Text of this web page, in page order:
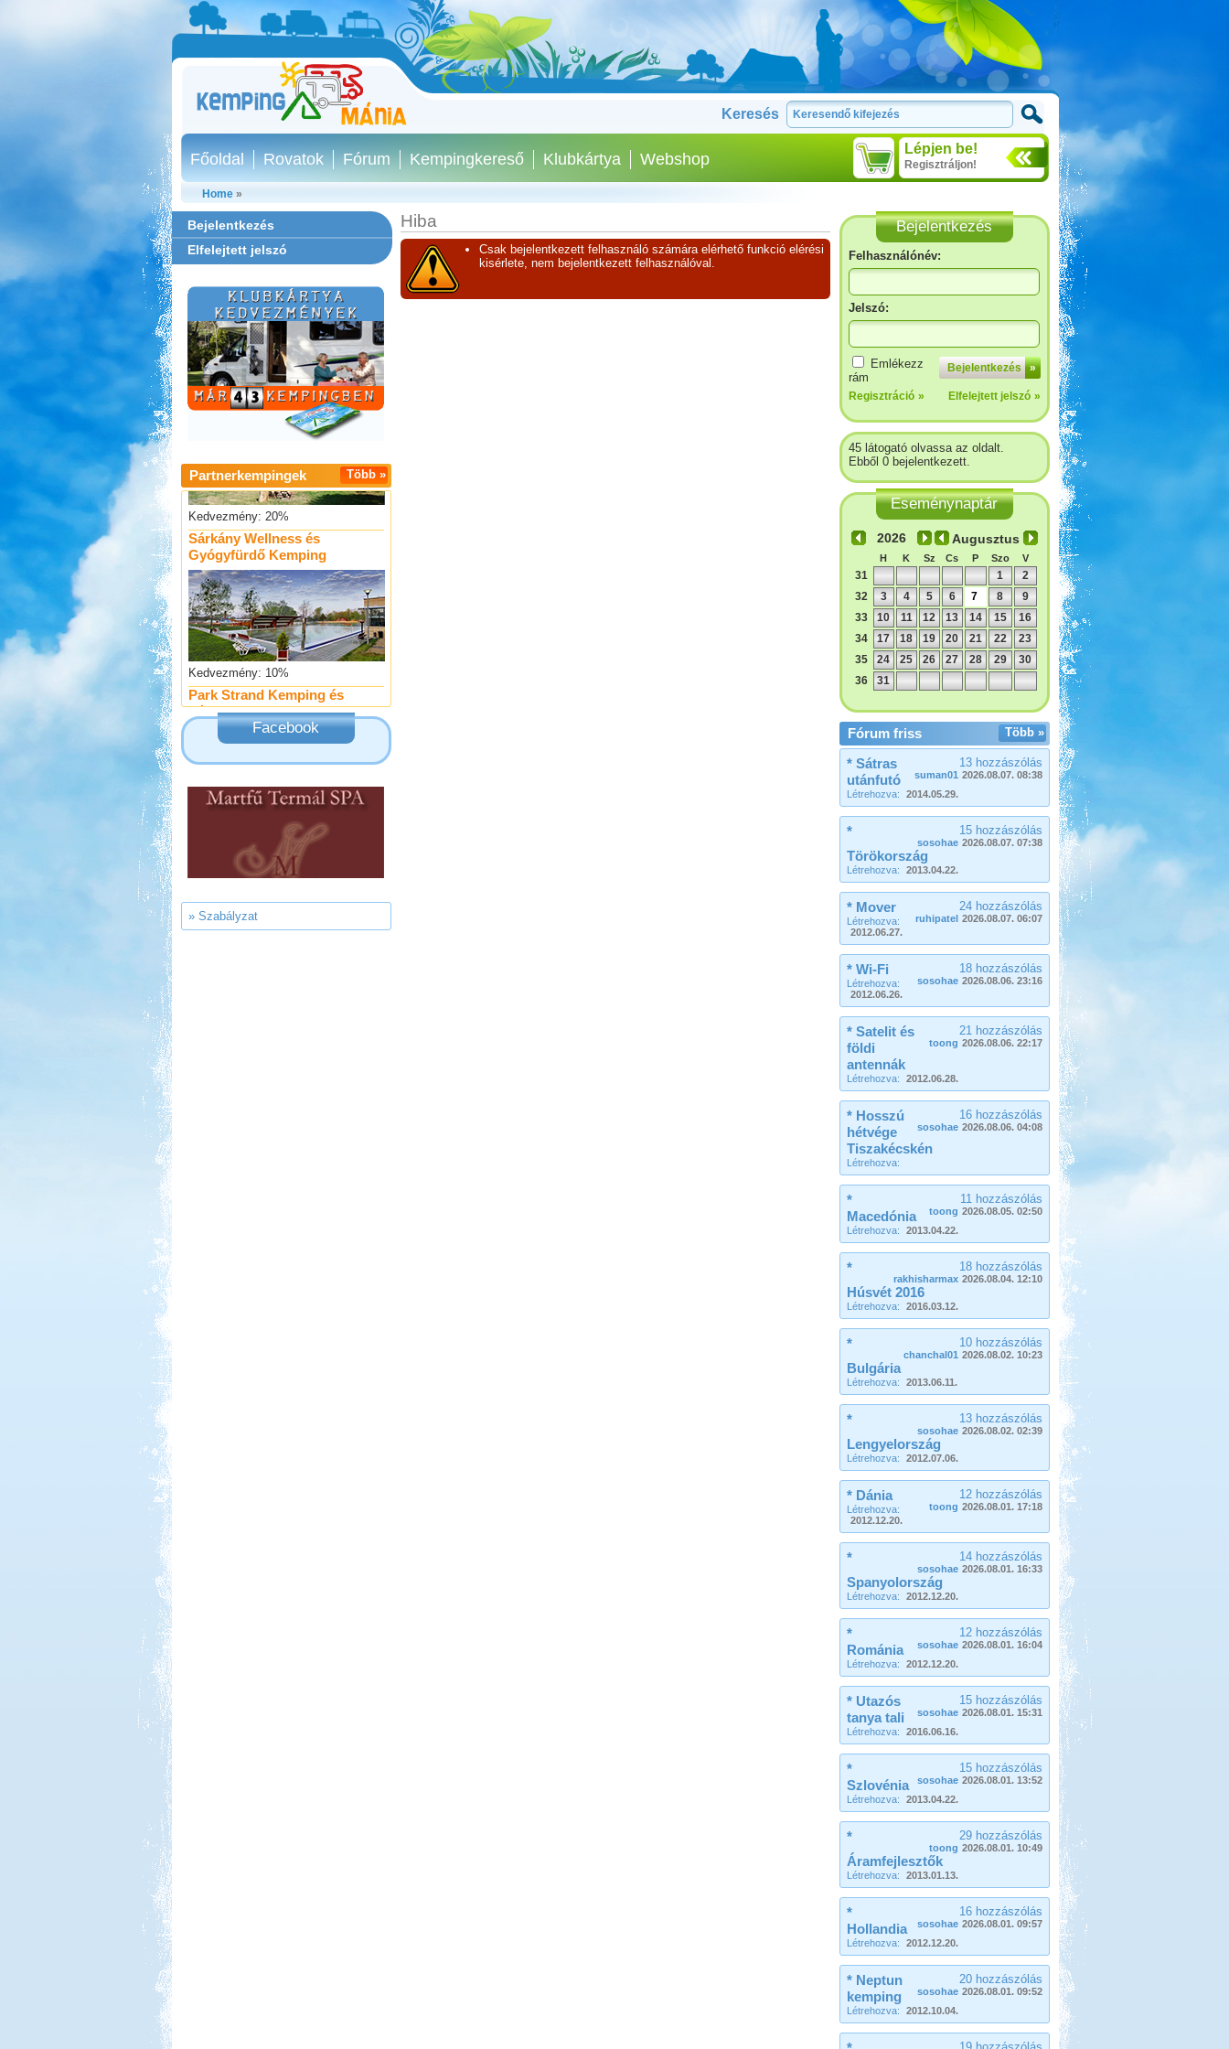
Keresés
Lépjen be!
Regisztráljon!
Főoldal Rovatok Fórum Kempingkereső Klubkártya Webshop
Home»
Bejelentkezés
Elfelejtett jelszó
Több »
Partnerkempingek
Szentkút Kemping
Kedvezmény: 20%
Sárkány Wellness és
Gyógyfürdő Kemping
Kedvezmény: 10%
Park Strand Kemping és
Túrafalu
Kedvezmény: 20%
Ipolykapu Kemping
Facebook
» Szabályzat
Hiba
Csak bejelentkezett felhasználó számára elérhető funkció elérési
kisérlete, nem bejelentkezett felhasználóval.
Bejelentkezés
Felhasználónév:
Jelszó:
Bejelentkezés »
Emlékezz
rám
Regisztráció » Elfelejtett jelszó »
45 látogató olvassa az oldalt.
Ebből 0 bejelentkezett.
Eseménynaptár
Augusztus
H K Sz Cs P Szo V
31 1
2
32
3 4 5 6 7 8
9
33
10 11 12 13 14 15
16
34
17 18 19 20 21 22
23
35
24 25 26 27 28 29
30
36
31
Több »
Fórum friss
13 hozzászólás
suman01 2026.08.07. 08:38
* Sátras
utánfutó
Létrehozva: 2014.05.29.
15 hozzászólás
sosohae 2026.08.07. 07:38
*
Törökország
Létrehozva: 2013.04.22.
24 hozzászólás
ruhipatel 2026.08.07. 06:07
* Mover
Létrehozva:
2012.06.27.
18 hozzászólás
sosohae 2026.08.06. 23:16
* Wi-Fi
Létrehozva:
2012.06.26.
21 hozzászólás
toong 2026.08.06. 22:17
* Satelit és
földi
antennák
Létrehozva: 2012.06.28.
16 hozzászólás
sosohae 2026.08.06. 04:08
* Hosszú
hétvége
Tiszakécskén
Létrehozva:
11 hozzászólás
toong 2026.08.05. 02:50
*
Macedónia
Létrehozva: 2013.04.22.
18 hozzászólás
rakhisharmax 2026.08.04. 12:10
*
Húsvét 2016
Létrehozva: 2016.03.12.
10 hozzászólás
chanchal01 2026.08.02. 10:23
*
Bulgária
Létrehozva: 2013.06.11.
13 hozzászólás
sosohae 2026.08.02. 02:39
*
Lengyelország
Létrehozva: 2012.07.06.
12 hozzászólás
toong 2026.08.01. 17:18
* Dánia
Létrehozva:
2012.12.20.
14 hozzászólás
sosohae 2026.08.01. 16:33
*
Spanyolország
Létrehozva: 2012.12.20.
12 hozzászólás
sosohae 2026.08.01. 16:04
*
Románia
Létrehozva: 2012.12.20.
15 hozzászólás
sosohae 2026.08.01. 15:31
* Utazós
tanya tali
Létrehozva: 2016.06.16.
15 hozzászólás
sosohae 2026.08.01. 13:52
*
Szlovénia
Létrehozva: 2013.04.22.
29 hozzászólás
toong 2026.08.01. 10:49
*
Áramfejlesztők
Létrehozva: 2013.01.13.
16 hozzászólás
sosohae 2026.08.01. 09:57
*
Hollandia
Létrehozva: 2012.12.20.
20 hozzászólás
sosohae 2026.08.01. 09:52
* Neptun
kemping
Létrehozva: 2012.10.04.